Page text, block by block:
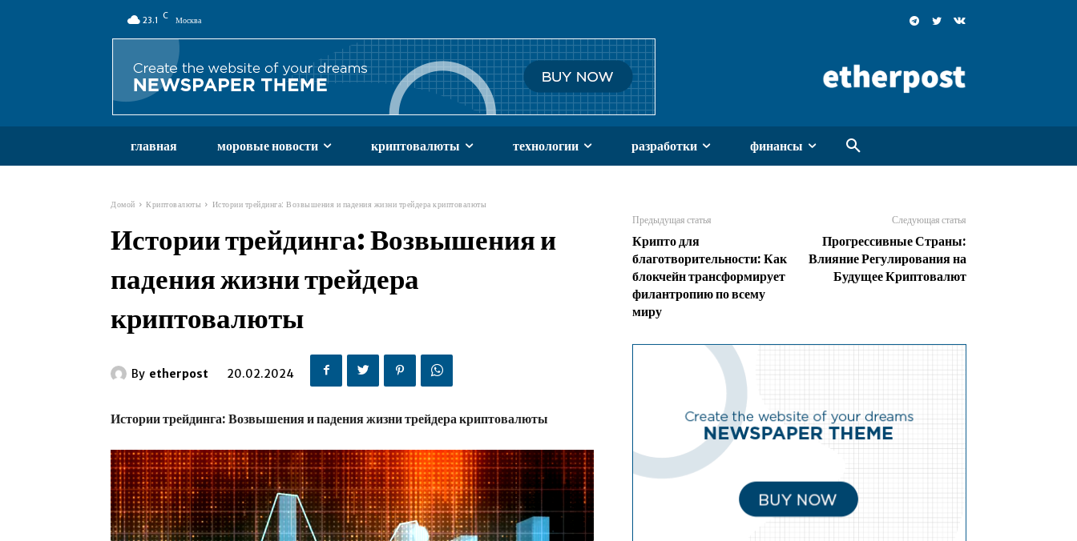
23.1 C Москва
главная моровые новости криптовалюты технологии разработки финансы
Домой Криптовалюты Истории трейдинга: Возвышения и падения жизни трейдера криптовалюты
Истории трейдинга: Возвышения и
падения жизни трейдера
криптовалюты
By etherpost 20.02.2024
Истории трейдинга: Возвышения и падения жизни трейдера криптовалюты
Предыдущая статья
Крипто для
благотворительности: Как
блокчейн трансформирует
филантропию по всему
миру
Следующая статья
Прогрессивные Страны:
Влияние Регулирования на
Будущее Криптовалют